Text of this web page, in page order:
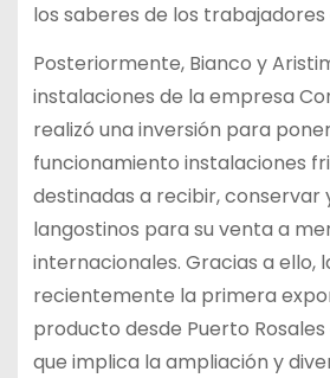
los saberes de los
Posteriormente, Bianco y
instalaciones de la empresa
realizó una inversión para
funcionamiento instalaciones
destinadas a recibir,
langostinos para su venta a
internacionales. Gracias a ello,
recientemente la primera
producto desde Puerto Rosales
que implica la ampliación y